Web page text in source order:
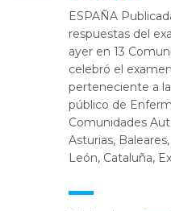
ESPAÑA
respuestas del
ayer en 13
celebró el
perteneciente a
público de
Comunidades
Asturias,
León, Cataluña,